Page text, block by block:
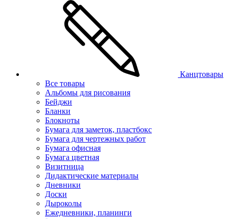
Канцтовары
Все товары
Альбомы для рисования
Бейджи
Бланки
Блокноты
Бумага для заметок, пластбокс
Бумага для чертежных работ
Бумага офисная
Бумага цветная
Визитница
Дидактические материалы
Дневники
Доски
Дыроколы
Ежедневники, планинги